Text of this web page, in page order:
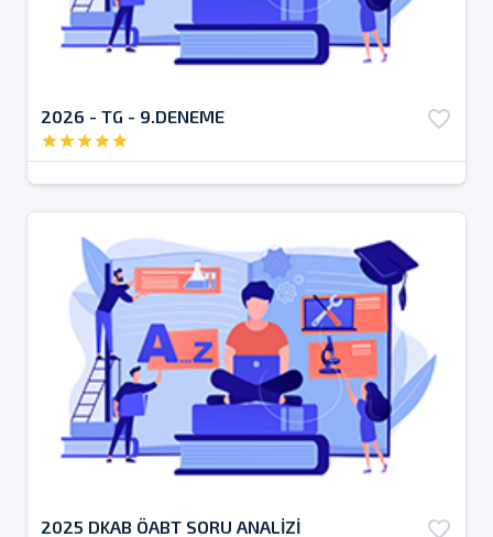
2026 - TG - 9.DENEME favorite_border
starstarstarstarstar
2025 DKAB ÖABT SORU ANALİZİ favorite_border